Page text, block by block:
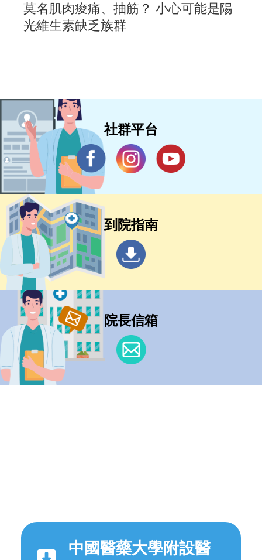
莫名肌肉痠痛、抽筋？ 小心可能是陽
光維生素缺乏族群
社群平台
到院指南
院長信箱
中國醫藥大學附設醫